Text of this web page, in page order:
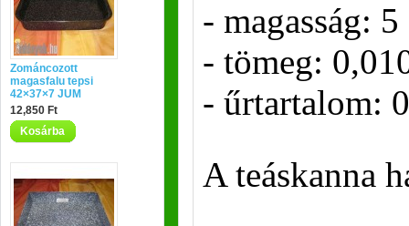
Zománcozott
magasfalu tepsi
42×37×7 JUM
12,850 Ft
Kosárba
- magasság:
- tömeg:
- űrtartalom:
A teáskanna